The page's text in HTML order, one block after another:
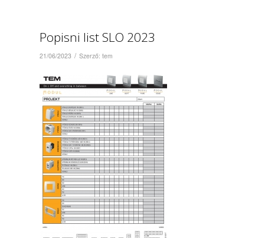
Popisni list SLO 2023
21/06/2023 / Szerző:tem